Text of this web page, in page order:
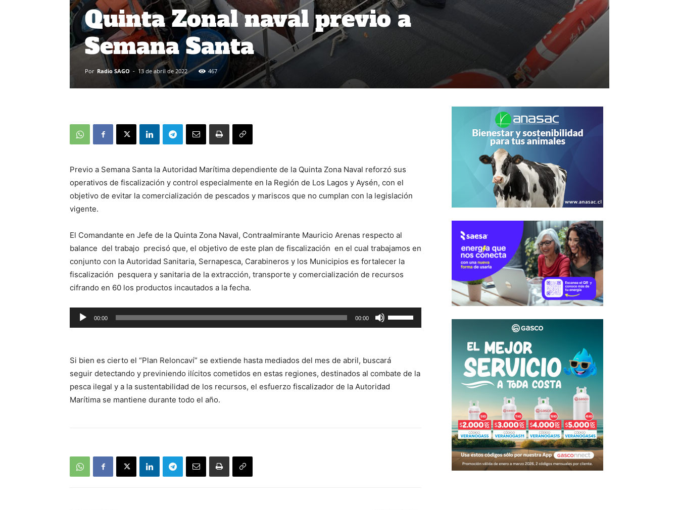
Quinta Zonal naval previo a
Semana Santa
Por Radio SAGO - 13 de abril de 2022 467
Previo a Semana Santa la Autoridad Marítima dependiente de la Quinta Zona Naval reforzó sus
operativos de fiscalización y control especialmente en la Región de Los Lagos y Aysén, con el
objetivo de evitar la comercialización de pescados y mariscos que no cumplan con la legislación
vigente.
El Comandante en Jefe de la Quinta Zona Naval, Contraalmirante Mauricio Arenas respecto al
balance del trabajo precisó que, el objetivo de este plan de fiscalización en el cual trabajamos en
conjunto con la Autoridad Sanitaria, Sernapesca, Carabineros y los Municipios es fortalecer la
fiscalización pesquera y sanitaria de la extracción, transporte y comercialización de recursos
cifrando en 60 los productos incautados a la fecha.
Reproductor
de
00:00 00:00
las
flecha
arriba/abajo
para
Si bien es cierto el “Plan Reloncaví” se extiende hasta mediados del mes de abril, buscará
seguir detectando y previniendo ilícitos cometidos en estas regiones, destinados al combate de la
pesca ilegal y a la sustentabilidad de los recursos, el esfuerzo fiscalizador de la Autoridad
Marítima se mantiene durante todo el año.